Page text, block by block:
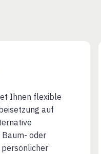
Ihnen flexible
auf
oder